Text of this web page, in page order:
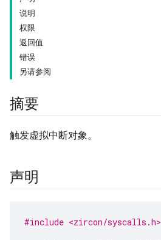
说明
权限
返回值
错误
另请参阅
摘要
触发虚拟中断对象。
声明
#include <zircon/syscalls.h>